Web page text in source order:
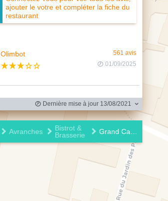
ajouter le votre et compléter la fiche du
restaurant
Olimbot
561 avis
01/09/2025
Dernière mise à jour 13/08/2021
Avranches
Bistrot &
Brasserie